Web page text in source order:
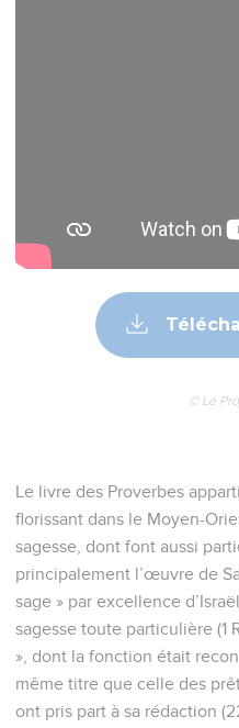
© Le
Le livre des Proverbes
florissant dans le Moyen-
sagesse, dont font aussi
principalement l’œuvre de
sage » par excellence
sagesse toute particulière (1
», dont la fonction était
même titre que celle des
ont pris part à sa rédaction